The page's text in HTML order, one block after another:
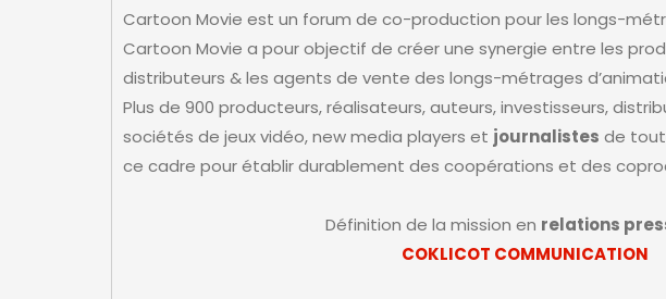
Cartoon Movie est un forum de co-production pour les longs-
Cartoon Movie a pour objectif de créer une synergie entre les
distributeurs & les agents de vente des longs-métrages
Plus de 900 producteurs, réalisateurs, auteurs, investisseurs,
sociétés de jeux vidéo, new media players et journalistes de
ce cadre pour établir durablement des coopérations et des
Définition de la mission en relations
COKLICOT COMMUNICATION